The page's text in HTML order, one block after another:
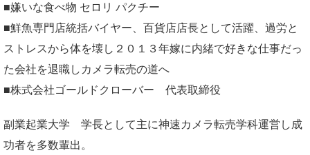
■嫌いな食べ物 セロリ パクチー
■鮮魚専門店統括バイヤー、百貨店店長として活躍、過労と
ストレスから体を壊し２０１３年嫁に内緒で好きな仕事だっ
た会社を退職しカメラ転売の道へ
■株式会社ゴールドクローバー 代表取締役
副業起業大学 学長として主に神速カメラ転売学科運営し成
功者を多数輩出。